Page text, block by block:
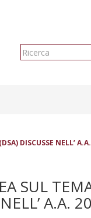
Form
DISCUSSE NELL’
SUL
A.A.